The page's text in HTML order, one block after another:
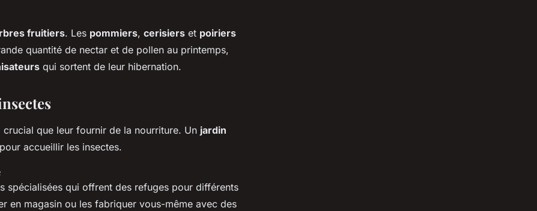
fruitiers. Les pommiers, cerisiers et poiriers
quantité de nectar et de pollen au printemps,
qui sortent de leur hibernation.
crucial que leur fournir de la nourriture. Un jardin
accueillir les insectes.
spécialisées qui offrent des refuges pour différents
en magasin ou les fabriquer vous-même avec des